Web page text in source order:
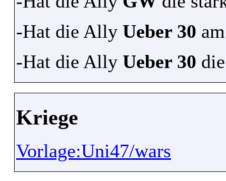
-Hat die Ally Ueber 30
-Hat die Ally Ueber 30
Kriege
Vorlage:Uni47/wars